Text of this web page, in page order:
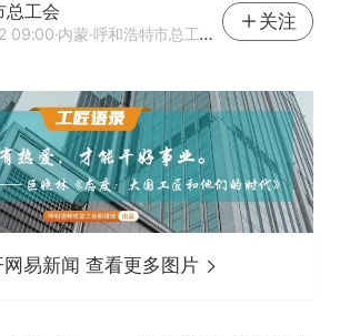
总工会
09:00·内蒙·呼和浩特市总工会官方网易号
关注
网易新闻 查看更多图片